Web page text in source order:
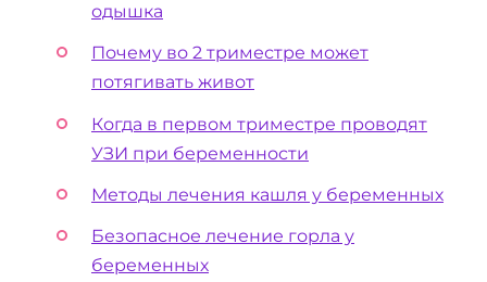
одышка
Почему во 2 триместре может
потягивать живот
Когда в первом триместре проводят
УЗИ при беременности
Методы лечения кашля у беременных
Безопасное лечение горла у
беременных